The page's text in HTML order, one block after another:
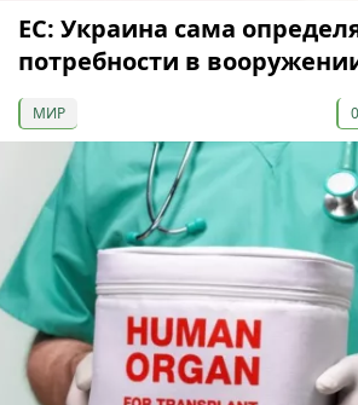
ЕС: Украина сама
потребности в
МИР